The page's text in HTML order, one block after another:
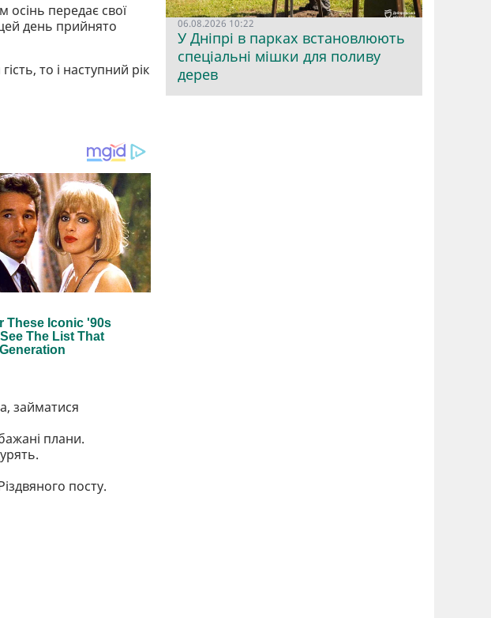
передає свої
день прийнято
то і наступний рік
займатися
плани.
посту.
06.08.2026 10:22
У Дніпрі в парках встановлюють
спеціальні мішки для поливу
дерев